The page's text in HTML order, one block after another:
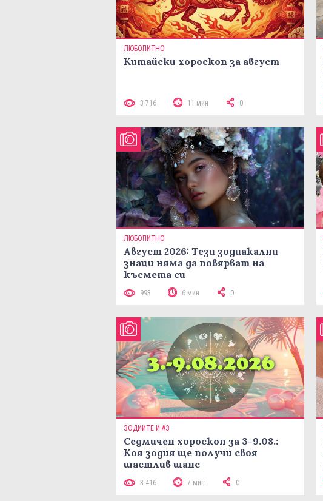
ЛЮБОПИТНО
Китайски хороскоп за август
3 716 11 мин 0
ЛЮБОПИТНО
Август 2026: Тези зодиакални
знаци няма да повярват на
късмета си
993 6 мин 0
ЗОДИИТЕ И АЗ
Седмичен хороскоп за 3-9.08.:
Коя зодия ще получи своя
щастлив шанс
3 416 7 мин 0